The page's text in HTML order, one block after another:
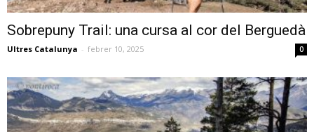
Sobrepuny Trail: una cursa al cor del Berguedà
Ultres Catalunya - febrer 10, 2025 0